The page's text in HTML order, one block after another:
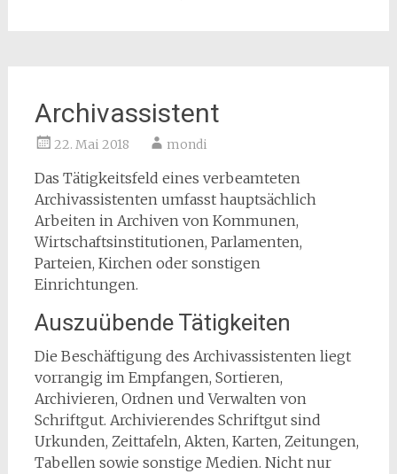
Archivassistent
22. Mai 2018 mondi
Das Tätigkeitsfeld eines verbeamteten
Archivassistenten umfasst hauptsächlich
Arbeiten in Archiven von Kommunen,
Wirtschaftsinstitutionen, Parlamenten,
Parteien, Kirchen oder sonstigen
Einrichtungen.
Auszuübende Tätigkeiten
Die Beschäftigung des Archivassistenten liegt
vorrangig im Empfangen, Sortieren,
Archivieren, Ordnen und Verwalten von
Schriftgut. Archivierendes Schriftgut sind
Urkunden, Zeittafeln, Akten, Karten, Zeitungen,
Tabellen sowie sonstige Medien. Nicht nur